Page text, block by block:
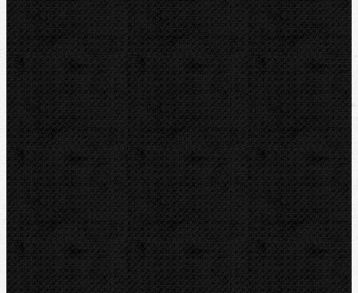
Lisování
Závitořezy
Ruční
Elektrické
Elektrické-stacionární
Závitořezné hlavy a nože
Kruhové závitořezné čelisti
Závitníky a opravné sady
Závitořezný olej